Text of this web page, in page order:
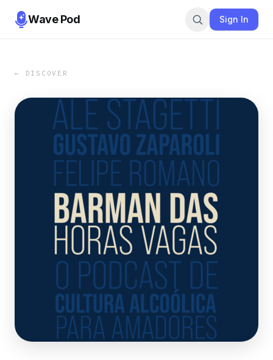
Wave Pod Sign In
← DISCOVER